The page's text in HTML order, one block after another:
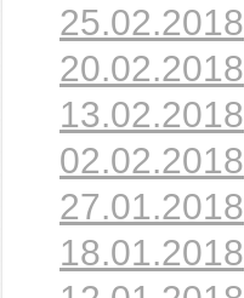
25.02.2018
20.02.2018
13.02.2018
02.02.2018
27.01.2018
18.01.2018